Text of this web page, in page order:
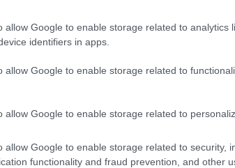
allow Google to enable storage related to analytics
identifiers in apps.
allow Google to enable storage related to
allow Google to enable storage related to
allow Google to enable storage related to security,
functionality and fraud prevention, and other